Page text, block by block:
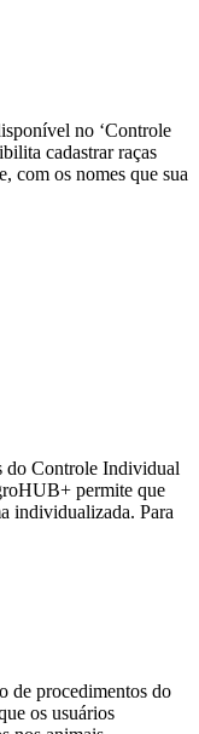
no ‘Controle
cadastrar raças
com os nomes que sua
do Controle Individual
permite que
individualizada. Para
de procedimentos do
os usuários